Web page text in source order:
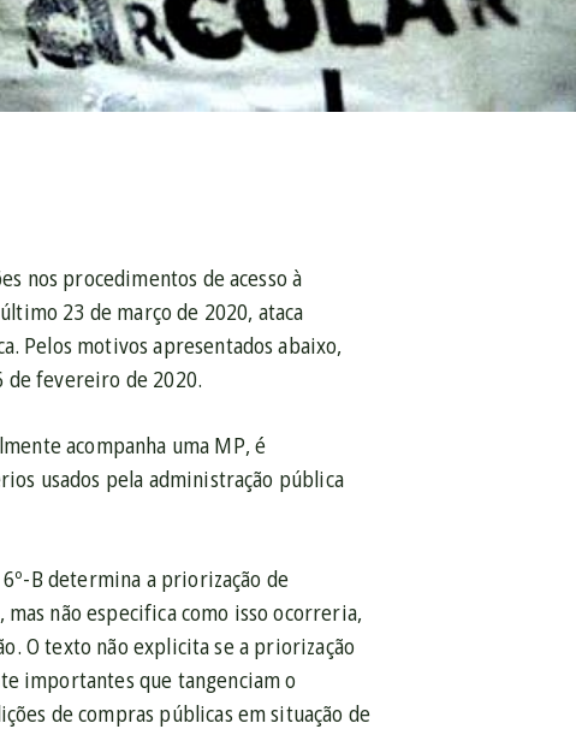
nos procedimentos de acesso à
23 de março de 2020, ataca
Pelos motivos apresentados abaixo,
de fevereiro de 2020.
acompanha uma MP, é
usados pela administração pública
B determina a priorização de
não especifica como isso ocorreria,
O texto não explicita se a priorização
importantes que tangenciam o
de compras públicas em situação de